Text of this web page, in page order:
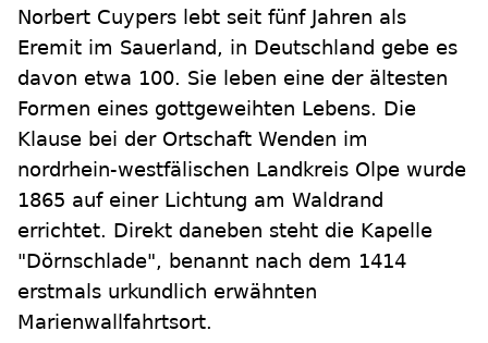
Norbert Cuypers lebt seit fünf Jahren als
Eremit im Sauerland, in Deutschland gebe es
davon etwa 100. Sie leben eine der ältesten
Formen eines gottgeweihten Lebens. Die
Klause bei der Ortschaft Wenden im
nordrhein-westfälischen Landkreis Olpe wurde
1865 auf einer Lichtung am Waldrand
errichtet. Direkt daneben steht die Kapelle
"Dörnschlade", benannt nach dem 1414
erstmals urkundlich erwähnten
Marienwallfahrtsort.